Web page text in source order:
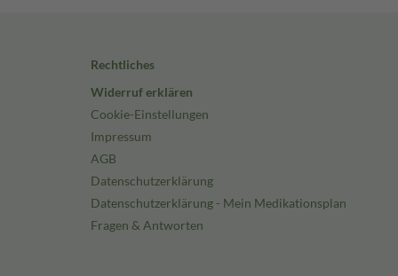
Rechtliches
Widerruf erklären
Cookie-Einstellungen
Impressum
AGB
Datenschutzerklärung
Datenschutzerklärung - Mein Medikationsplan
Fragen & Antworten